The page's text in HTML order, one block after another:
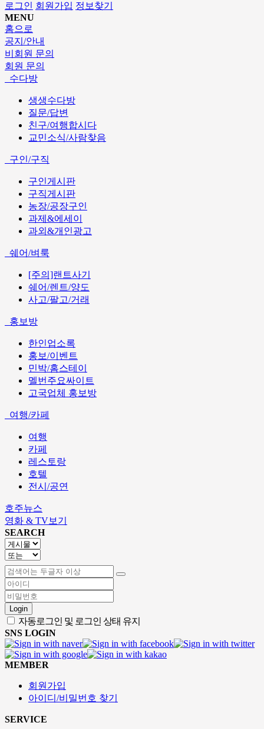
로그인 회원가입 정보찾기
MENU
홈으로
공지/안내
비회원 문의
회원 문의
수다방
생생수다방
질문/답변
친구/여행합시다
교민소식/사람찾음
구인/구직
구인게시판
구직게시판
농장/공장구인
과제&에세이
과외&개인광고
쉐어/벼룩
[주의]랜트사기
쉐어/렌트/양도
사고/팔고/거래
홍보방
한인업소록
홍보/이벤트
민박/홈스테이
멜번주요싸이트
고국업체 홍보방
여행/카페
여행
카페
레스토랑
호텔
전시/공연
호주뉴스
영화 & TV보기
SEARCH
Login
자동로그인 및 로그인 상태 유지
SNS LOGIN
MEMBER
회원가입
아이디/비밀번호 찾기
SERVICE